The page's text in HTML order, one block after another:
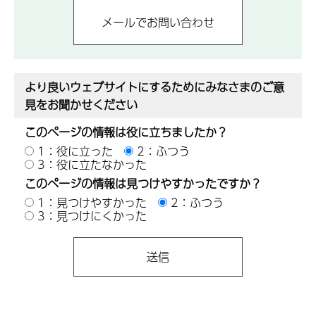
より良いウェブサイトにするためにみなさまのご意
見をお聞かせください
このページの情報は役に立ちましたか？
1：役に立った
2：ふつう
3：役に立たなかった
このページの情報は見つけやすかったですか？
1：見つけやすかった
2：ふつう
3：見つけにくかった